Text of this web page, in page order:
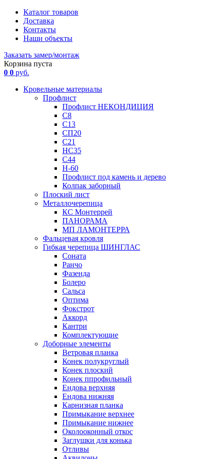
Каталог товаров
Доставка
Контакты
Наши объекты
Заказать замер/монтаж
Корзина пуста
0 0 руб.
Кровельные материалы
Профлист
Профлист НЕКОНДИЦИЯ
С8
С13
СП20
С21
НС35
С44
Н-60
Профлист под камень и дерево
Колпак заборный
Плоский лист
Металлочерепица
КС Монтеррей
ПАНОРАМА
МП ЛАМОНТЕРРА
Фальцевая кровля
Гибкая черепица ШИНГЛАС
Соната
Ранчо
Фазенда
Болеро
Сальса
Оптима
Фокстрот
Аккорд
Кантри
Комплектующие
Доборные элементы
Ветровая планка
Конек полукруглый
Конек плоский
Конек ппрофильный
Ендова верхняя
Ендова нижняя
Карнизная планка
Примыкание верхнее
Примыкание нижнее
Околооконный откос
Заглушки для конька
Отливы